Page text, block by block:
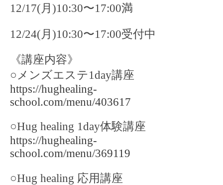
12/17(月)10:30〜17:00満
12/24(月)10:30〜17:00受付中
《講座内容》
○ メンズエステ1day講座
https://hughealing-
school.com/menu/403617
○Hug healing 1day体験講座
https://hughealing-
school.com/menu/369119
○Hug healing 応用講座